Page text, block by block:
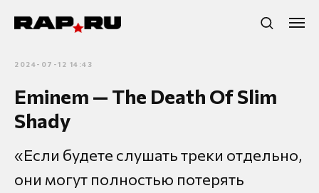
2024-07-12 14:43
Eminem — The Death Of Slim
Shady
«Если будете слушать треки отдельно,
они могут полностью потерять